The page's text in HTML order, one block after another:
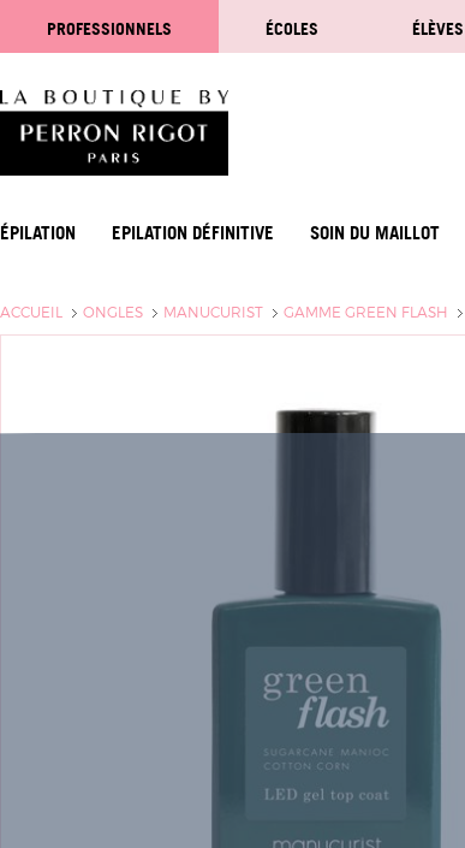
PROFESSIONNELS ÉCOLES ÉLÈVES
ÉPILATION EPILATION DÉFINITIVE SOIN DU MAILLOT
ACCUEIL ONGLES MANUCURIST GAMME GREEN FLASH